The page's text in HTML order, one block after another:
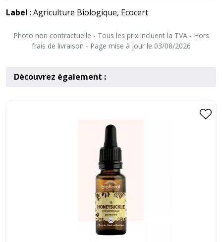
Label : Agriculture Biologique, Ecocert
Photo non contractuelle - Tous les prix incluent la TVA - Hors
frais de livraison - Page mise à jour le 03/08/2026
Découvrez également :